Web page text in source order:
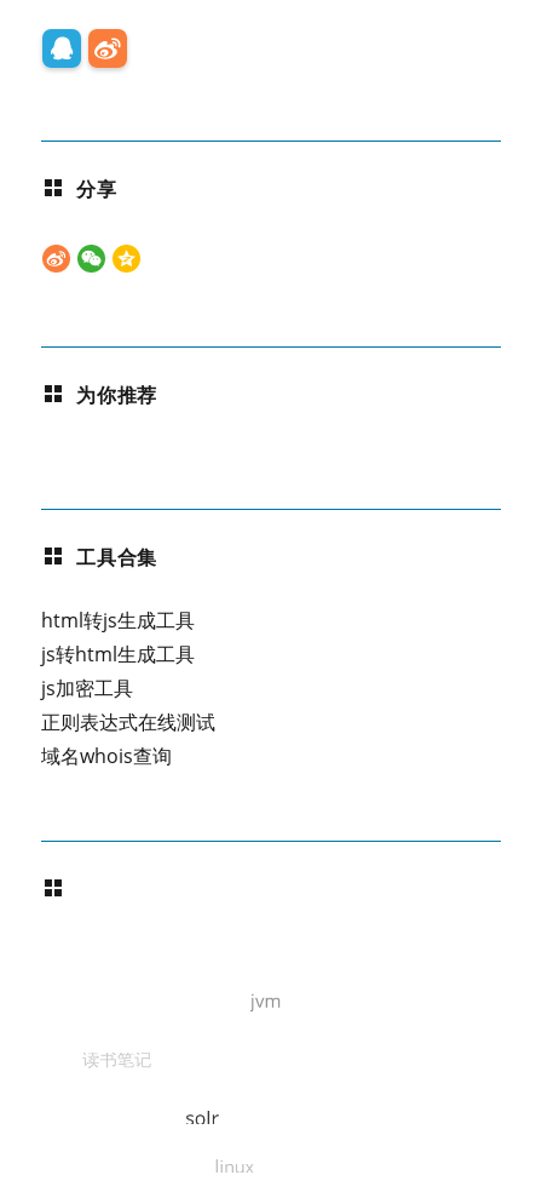
分享
为你推荐
工具合集
html转js生成工具
js转html生成工具
js加密工具
正则表达式在线测试
域名whois查询